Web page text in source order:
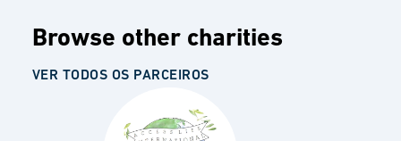
Browse other charities
VER TODOS OS PARCEIROS